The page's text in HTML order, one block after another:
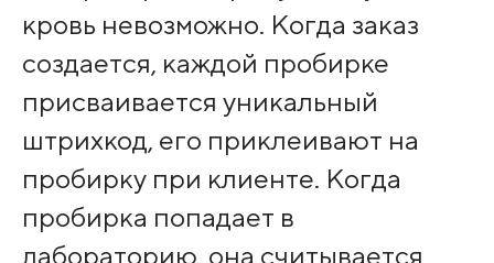
кровь невозможно. Когда заказ
создается, каждой пробирке
присваивается уникальный
штрихкод, его приклеивают на
пробирку при клиенте. Когда
пробирка попадает в
лабораторию, она считывается